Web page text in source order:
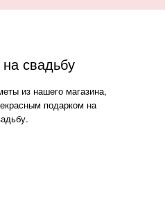
из нашего магазина,
подарком на
свадьбу